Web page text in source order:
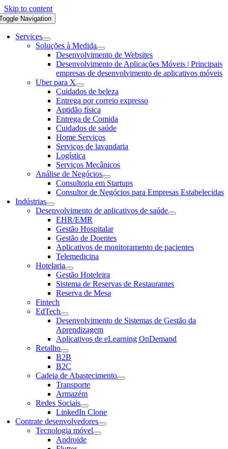
Skip to content
Navigation
Services
Soluções à Medida
Desenvolvimento de Websites
Desenvolvimento de Aplicações Móveis | Principais
empresas de desenvolvimento de aplicativos móveis
Uber para X
Cuidados de beleza
Entrega por correio expresso
Aptidão física
Entrega de Comida
Cuidados de saúde
Home Serviços
Serviços de lavandaria
Logística
Serviços Mecânicos
Análise de Negócios
Consultoria em Startups
Consultor de Negócios para Empresas Estabelecidas
Indústrias
Desenvolvimento de aplicativos de saúde
EHR/EMR
Gestão Hospitalar
Gestão de Doentes
Aplicativos de monitoramento de pacientes
Telemedicina
Hotelaria
Gestão Hoteleira
Sistema de Reservas de Restaurantes
Reserva de Mesa
Fintech
EdTech
Desenvolvimento de Sistemas de Gestão da
Aprendizagem
Aplicativos de eLearning OnDemand
Retalho
B2B
B2C
Cadeia de Abastecimento
Transporte
Armazém
Redes Sociais
LinkedIn Clone
Contrate desenvolvedores
Tecnologia móvel
Androide